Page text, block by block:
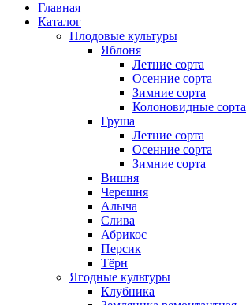
Главная
Каталог
Плодовые культуры
Яблоня
Летние сорта
Осенние сорта
Зимние сорта
Колоновидные сорта
Груша
Летние сорта
Осенние сорта
Зимние сорта
Вишня
Черешня
Алыча
Слива
Абрикос
Персик
Тёрн
Ягодные культуры
Клубника